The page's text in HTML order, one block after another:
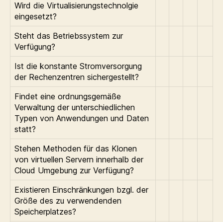
Wird die Virtualisierungstechnolgie
eingesetzt?
Steht das Betriebssystem zur
Verfügung?
Ist die konstante Stromversorgung
der Rechenzentren sichergestellt?
Findet eine ordnungsgemäße
Verwaltung der unterschiedlichen
Typen von Anwendungen und Daten
statt?
Stehen Methoden für das Klonen
von virtuellen Servern innerhalb der
Cloud Umgebung zur Verfügung?
Existieren Einschränkungen bzgl. der
Größe des zu verwendenden
Speicherplatzes?